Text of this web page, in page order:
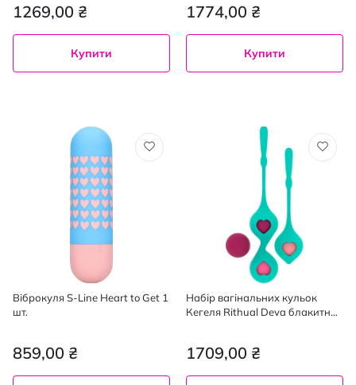
1269,00 ₴
Купити
1774,00 ₴
Купити
Віброкуля S-Line Heart to Get 1
шт.
859,00 ₴
Набір вагінальних кульок
Кегеля Rithual Deva блакитний
1709,00 ₴